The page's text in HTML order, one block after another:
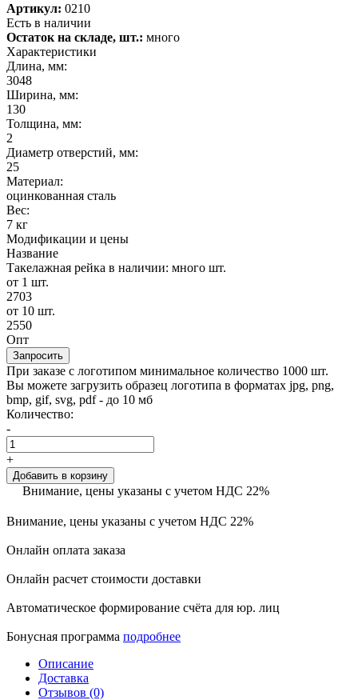
Артикул: 0210
Есть в наличии
Остаток на складе, шт.: много
Характеристики
Длина, мм:
3048
Ширина, мм:
130
Толщина, мм:
2
Диаметр отверстий, мм:
25
Материал:
оцинкованная сталь
Вес:
7 кг
Модификации и цены
Название
Такелажная рейка в наличии: много шт.
от 1 шт.
2703
от 10 шт.
2550
Опт
Запросить
При заказе с логотипом минимальное количество 1000 шт.
Вы можете загрузить образец логотипа в форматах jpg, png,
bmp, gif, svg, pdf - до 10 мб
Количество:
-
+
Добавить в корзину
Внимание, цены указаны с учетом НДС 22%
Внимание, цены указаны с учетом НДС 22%
Онлайн оплата заказа
Онлайн расчет стоимости доставки
Автоматическое формирование счёта для юр. лиц
Бонусная программа подробнее
Описание
Доставка
Отзывов (0)